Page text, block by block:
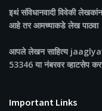
इथं संविधानवादी विवेकी
आहे तर आमच्याकडे लेख पाठवा
आपले लेखन साहित्य
53346 या नंबरवर व्हाटसेप
Important Links